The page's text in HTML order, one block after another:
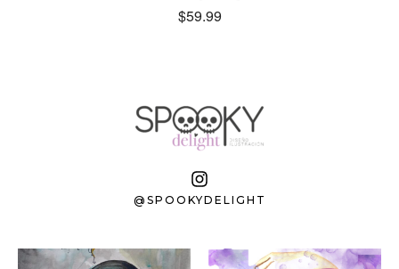
$59.99
@SPOOKYDELIGHT